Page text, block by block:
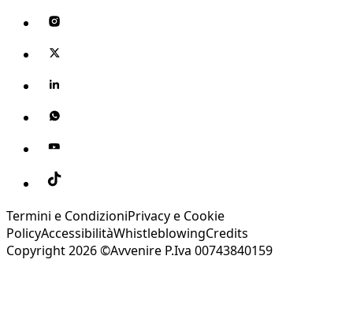
Termini e CondizioniPrivacy e Cookie
PolicyAccessibilitàWhistleblowingCredits
Copyright 2026 ©Avvenire P.Iva 00743840159